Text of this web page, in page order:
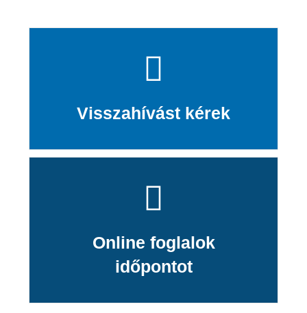
Visszahívást kérek
Online foglalok
időpontot